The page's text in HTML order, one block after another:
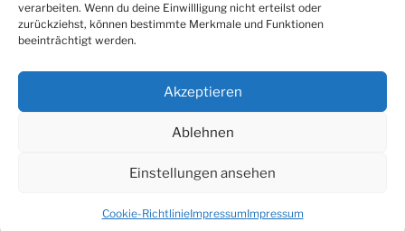
verarbeiten. Wenn du deine Einwillligung nicht erteilst oder
zurückziehst, können bestimmte Merkmale und Funktionen
beeinträchtigt werden.
Akzeptieren
Ablehnen
Einstellungen ansehen
Cookie-RichtlinieImpressumImpressum
Suche
nach: